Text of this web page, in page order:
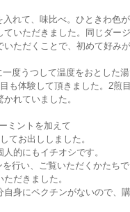
れて、味比べ。ひときわ色
いただきました。同じダー
ただくことで、初めて好み
度うつして温度をおとした
も体験して頂きました。2煎
れていました。
ミントを加えて
てお出ししました。
的にもイチオシです。
行い、ご覧いただくかたちで
だきました。
身にペクチンがないので、